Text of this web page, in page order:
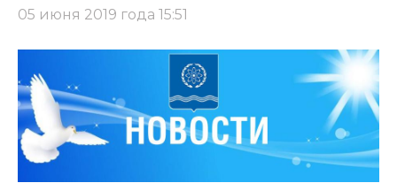
05 июня 2019 года 15:51